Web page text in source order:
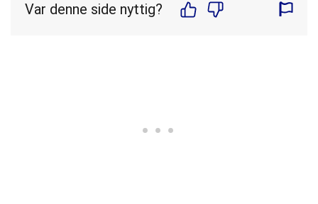
Var denne side nyttig?